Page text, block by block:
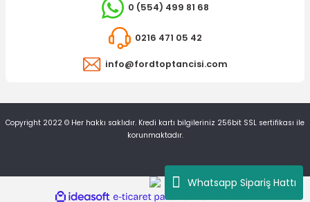
Whatsapp Sipariş Hattı
Triger Seti Transit 12 - 15
2.053,64 TL
Triger Seti Transit 12 - 15 Turbo
0 (554) 499 81 68
0216 471 05 42
info@fordtoptancisi.com
Copyright 2022 © Her hakkı saklıdır. Kredi kartı bilgileriniz 256bit SSL sertifikası ile
korunmaktadır.
ideasoft